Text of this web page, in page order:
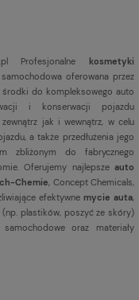
Profesjonalnekosmetyki
samochodowa oferowana przez
do kompleksowego auto
i konserwacji pojazdu
jak i wewnątrz, w celu
a także przedłużenia jego
zbliżonym do fabrycznego
Oferujemy najlepszeauto
Chemie , Concept Chemicals,
efektywne mycie auta
(np. plastików, poszyć ze skóry)
oraz materiały